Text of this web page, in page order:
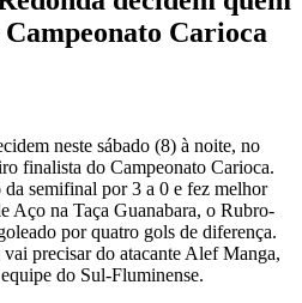
Carioca
neste sábado (8) à noite, no
finalista do Campeonato Carioca.
semifinal por 3 a 0 e fez melhor
Aço na Taça Guanabara, o Rubro-
por quatro gols de diferença.
precisar do atacante Alef Manga,
do Sul-Fluminense.